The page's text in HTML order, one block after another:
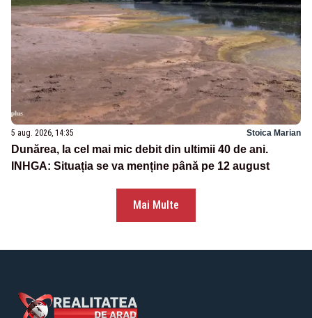
5 aug. 2026, 14:35 Stoica Marian
Dunărea, la cel mai mic debit din ultimii 40 de ani.
INHGA: Situația se va menține până pe 12 august
Mai Multe